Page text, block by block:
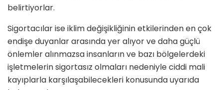
belirtiyorlar.
Sigortacılar ise iklim değişikliğinin etkilerinden en çok
endişe duyanlar arasında yer alıyor ve daha güçlü
önlemler alınmazsa insanların ve bazı bölgelerdeki
işletmelerin sigortasız olmaları nedeniyle ciddi mali
kayıplarla karşılaşabilecekleri konusunda uyarıda